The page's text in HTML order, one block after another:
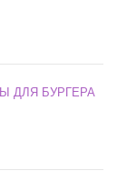
ДЛЯ БУРГЕРА